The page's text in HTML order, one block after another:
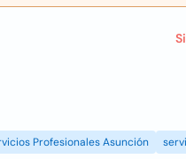
Profesionales Asunción